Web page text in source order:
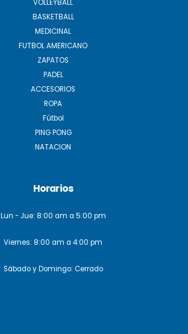
VOLLEYBALL
BASKETBALL
MEDICINAL
FUTBOL AMERICANO
ZAPATOS
PADEL
ACCESORIOS
ROPA
Fútbol
PING PONG
NATACION
Horarios
Lun - Jue: 8:00 am a 5:00 pm
Viernes: 8:00 am a 4:00 pm
Sábado y Domingo: Cerrado